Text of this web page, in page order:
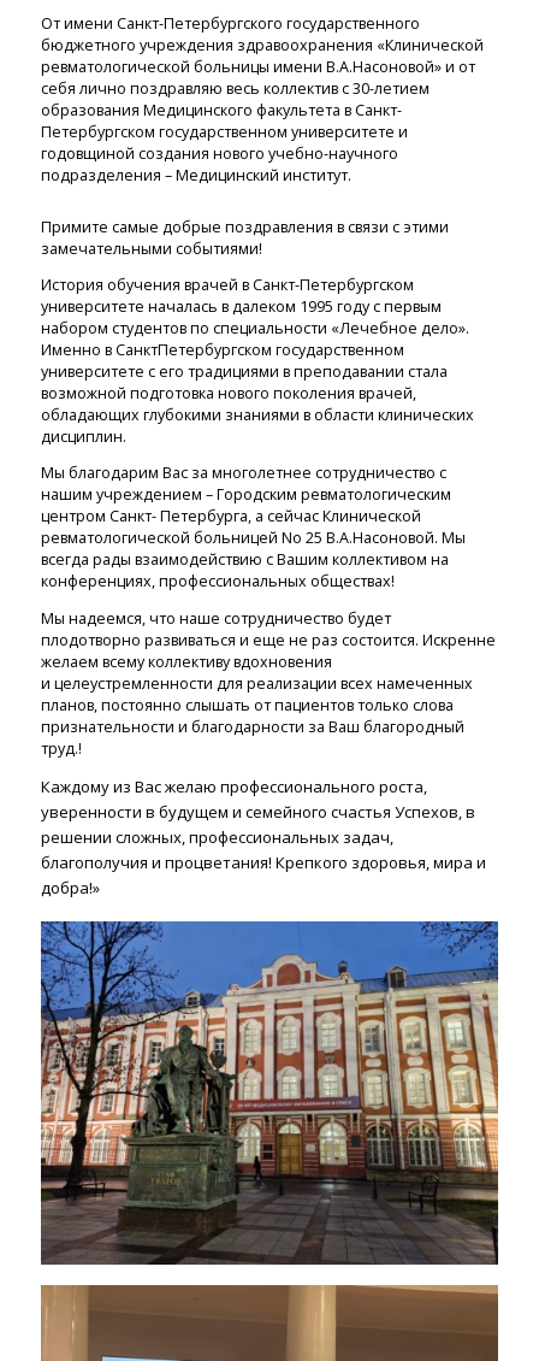
От имени Санкт-Петербургского государственного
бюджетного учреждения здравоохранения «Клинической
ревматологической больницы имени В.А.Насоновой» и от
себя лично поздравляю весь коллектив с 30-летием
образования Медицинского факультета в Санкт-
Петербургском государственном университете и
годовщиной создания нового учебно-научного
подразделения – Медицинский институт.
Примите самые добрые поздравления в связи с этими
замечательными событиями!
История обучения врачей в Санкт-Петербургском
университете началась в далеком 1995 году с первым
набором студентов по специальности «Лечебное дело».
Именно в СанктПетербургском государственном
университете с его традициями в преподавании стала
возможной подготовка нового поколения врачей,
обладающих глубокими знаниями в области клинических
дисциплин.
Мы благодарим Вас за многолетнее сотрудничество с
нашим учреждением – Городским ревматологическим
центром Санкт- Петербурга, а сейчас Клинической
ревматологической больницей No 25 В.А.Насоновой. Мы
всегда рады взаимодействию с Вашим коллективом на
конференциях, профессиональных обществах!
Мы надеемся, что наше сотрудничество будет
плодотворно развиваться и еще не раз состоится. Искренне
желаем всему коллективу вдохновения
и целеустремленности для реализации всех намеченных
планов, постоянно слышать от пациентов только слова
признательности и благодарности за Ваш благородный
труд.!
Каждому из Вас желаю профессионального роста,
уверенности в будущем и семейного счастья Успехов, в
решении сложных, профессиональных задач,
благополучия и процветания! Крепкого здоровья, мира и
добра!»